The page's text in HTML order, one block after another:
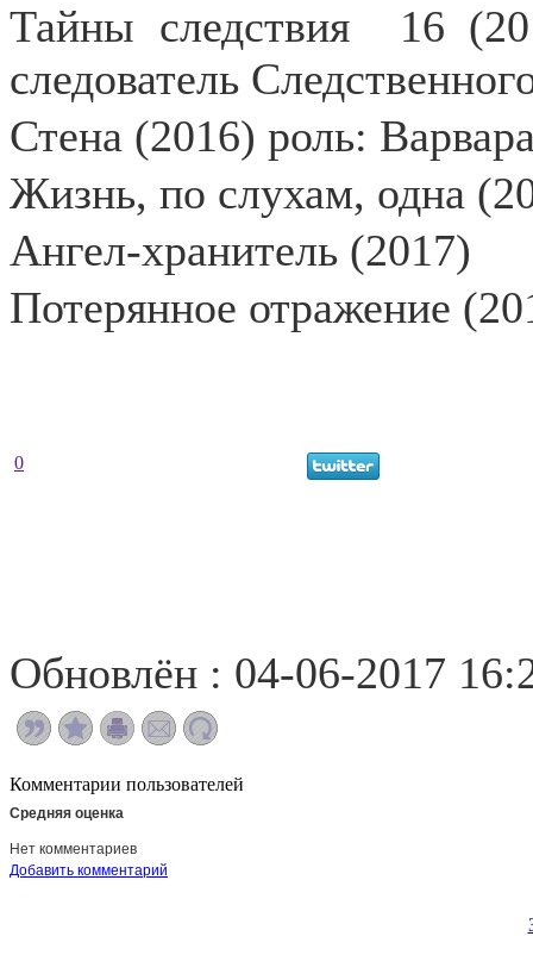
Тайны следствия
16
следователь
Стена (2016) роль:
Жизнь, по слухам, одна
Ангел-хранитель (2017)
Потерянное отражение
0
Обновлён : 04-06-2017
Комментарии пользователей
Средняя оценка
Нет комментариев
Добавить комментарий